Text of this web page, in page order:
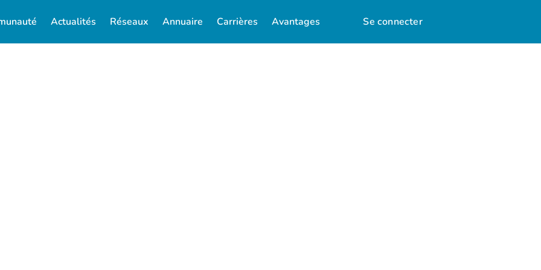
Actualités Réseaux Annuaire Carrières Avantages Se connecter